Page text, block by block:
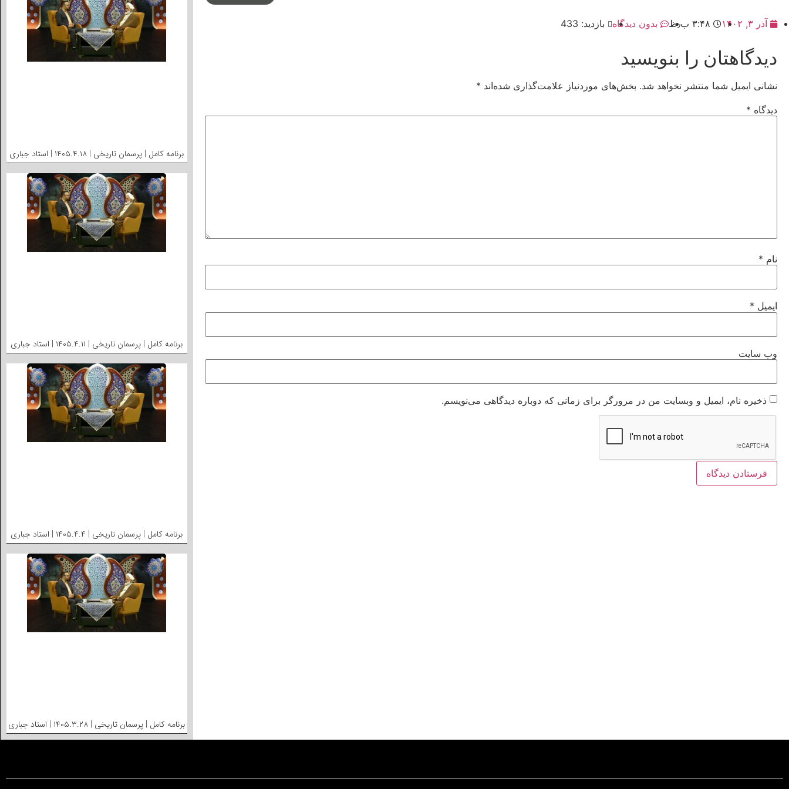
آذر ۳, ۱۴۰۲ ۳:۴۸ ب٫ظ بدون دیدگاه بازدید: 433
دیدگاهتان را بنویسید
نشانی ایمیل شما منتشر نخواهد شد. بخش‌های موردنیاز علامت‌گذاری شده‌اند *
دیدگاه *
نام *
ایمیل *
وب‌ سایت
ذخیره نام، ایمیل و وبسایت من در مرورگر برای زمانی که دوباره دیدگاهی می‌نویسم.
برنامه کامل | پرسمان تاریخی | ۱۴۰۵.۴.۱۸ | استاد جباری
برنامه کامل | پرسمان تاریخی | ۱۴۰۵.۴.۱۱ | استاد جباری
برنامه کامل | پرسمان تاریخی | ۱۴۰۵.۴.۴ | استاد جباری
برنامه کامل | پرسمان تاریخی | ۱۴۰۵.۳.۲۸ | استاد جباری